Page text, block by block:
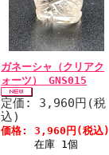
ガネーシャ（クリアク
ォーツ） GNS015
定価: 3,960円(税
込)
価格: 3,960円(税込)
在庫 1個